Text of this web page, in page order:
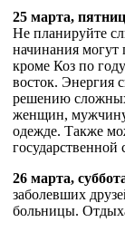
25 марта,
Не планируйте
начинания могут
кроме Коз по
восток. Энергия
решению
женщин, мужчину
одежде. Также
государственной
26 марта,
заболевших
больницы.